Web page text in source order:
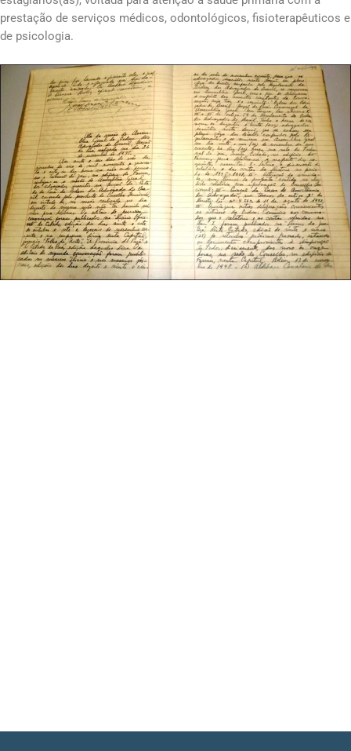
prestação de serviços médicos, odontológicos, fisioterapêuticos e
de psicologia.